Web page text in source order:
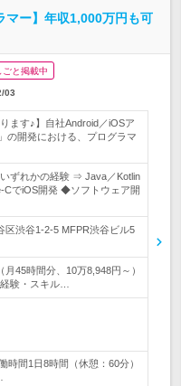
ー】年収1,000万円も可
ごと掲載中
03
ます♪】自社Android／iOSア
の開発における、プログラマ
ずれかの経験 ⇒ Java／Kotlin
CでiOS開発 ◆ソフトウェア開
区渋谷1-2-5 MFPR渋谷ビル5
45時間分、10万8,948円～）
験・スキル…
時間1日8時間（休憩：60分）